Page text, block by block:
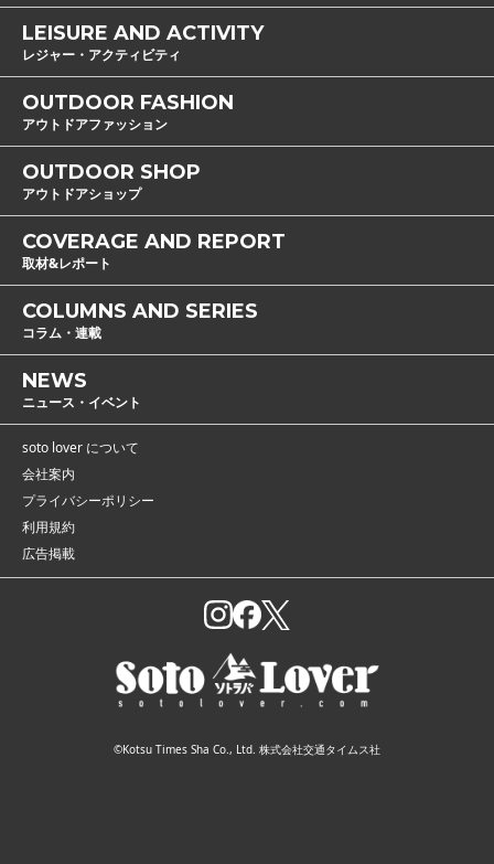
LEISURE AND ACTIVITY
レジャー・アクティビティ
OUTDOOR FASHION
アウトドアファッション
OUTDOOR SHOP
アウトドアショップ
COVERAGE AND REPORT
取材&レポート
COLUMNS AND SERIES
コラム・連載
NEWS
ニュース・イベント
soto lover について
会社案内
プライバシーポリシー
利用規約
広告掲載
©Kotsu Times Sha Co., Ltd. 株式会社交通タイムス社